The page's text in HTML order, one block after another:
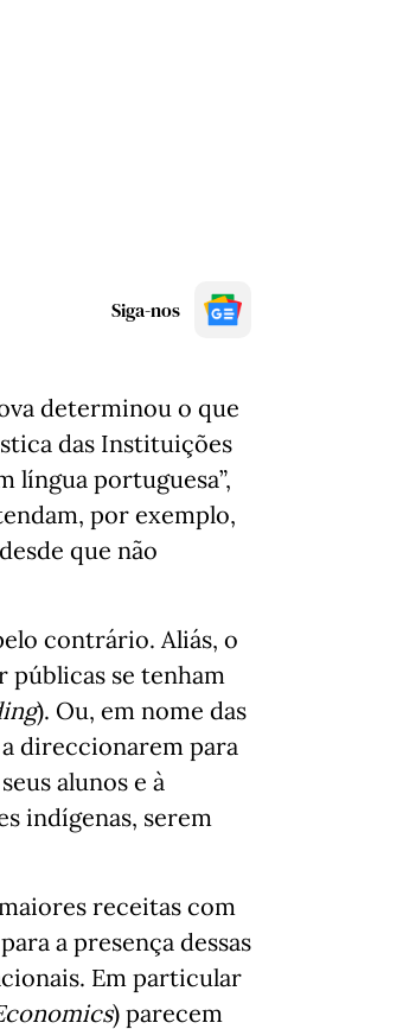
Siga-nos
determinou o que
das Instituições
língua portuguesa”,
por exemplo,
que não
contrário. Aliás, o
públicas se tenham
). Ou, em nome das
direccionarem para
alunos e à
indígenas, serem
receitas com
a presença dessas
Em particular
) parecem